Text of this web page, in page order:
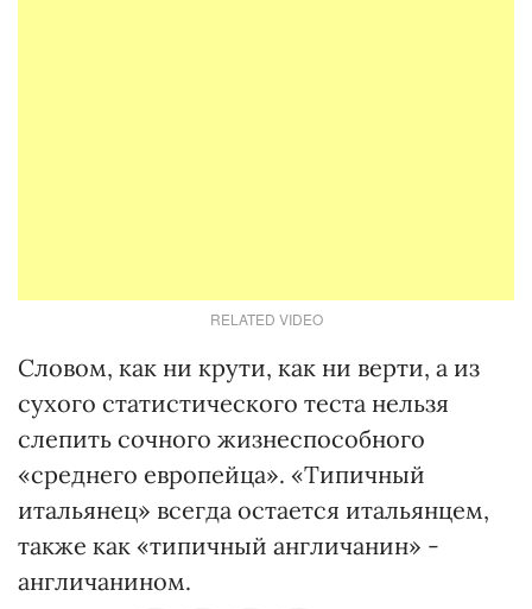
RELATED VIDEO
Словом, как ни крути, как ни верти, а из
сухого статистического теста нельзя
слепить сочного жизнеспособного
«среднего европейца». «Типичный
итальянец» всегда остается итальянцем,
также как «типичный англичанин» -
англичанином.